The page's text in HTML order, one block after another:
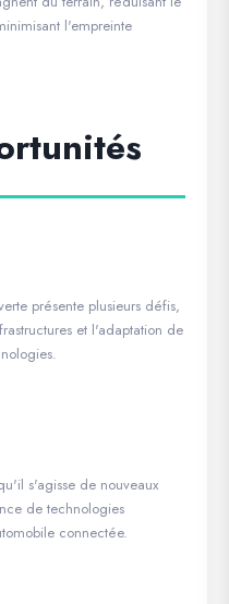
l'empreinte
présente plusieurs défis,
et l'adaptation de
s'agisse de nouveaux
de technologies
connectée.